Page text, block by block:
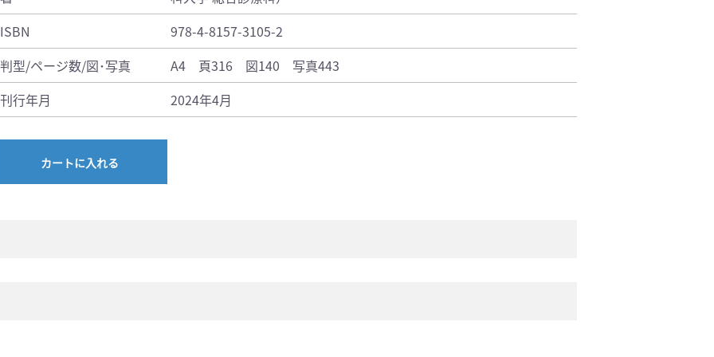
ISBN
978-4-8157-3105-2
判型/ページ数/図･写真
A4 頁316 図140 写真443
刊行年月
2024年4月
カートに入れる